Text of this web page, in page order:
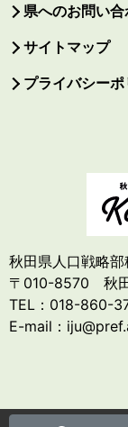
県へのお問い
サイトマップ
プライバシー
秋田県人口戦略
〒010-8570 秋
TEL：018-860-
E-mail：